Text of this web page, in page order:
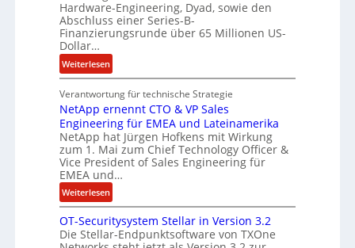
e
n
t
k
e
i
n
e
L
ö
s
u
n
g
u
r
o
n
i
r
d
F
i
n
a
n
z
c
Hardware-Engineering, Dyad, sowie den
Abschluss einer Series-B-
Finanzierungsrunde über 65 Millionen US-
Dollar…
Weiterlesen:
E
n
g
i
n
e
e
r
i
g
-
Verantwortung für technische Strategie
NetApp ernennt CTO & VP Sales
Engineering für EMEA und Lateinamerika
NetApp hat Jürgen Hofkens mit Wirkung
zum 1. Mai zum Chief Technology Officer &
Vice President of Sales Engineering für
EMEA und…
Weiterlesen:
N
e
t
OT-Securitysystem Stellar in Version 3.2
Die Stellar-Endpunktsoftware von TXOne